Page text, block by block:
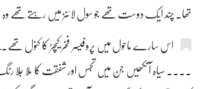
تھا۔ چند ایک دوست تھے جو سول لائنز میں رہتے تھے وہ
اس سارے ماحول میں پروفیسر فخر کیچڑ کا کنول
.... سیاہ آنکھیں جن میں تجسس اور شفقت کا ملا جلا رنگ